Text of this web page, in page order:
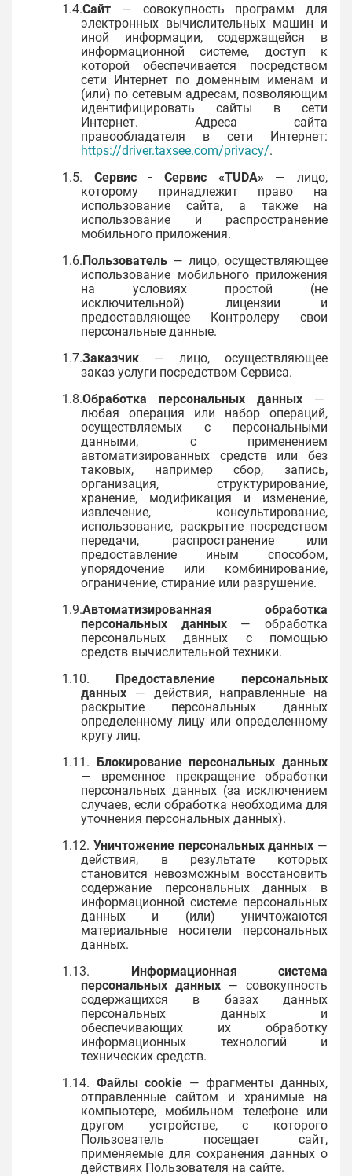
1.4.Сайт — совокупность программ для
электронных вычислительных машин и
иной информации, содержащейся в
информационной системе, доступ к
которой обеспечивается посредством
сети Интернет по доменным именам и
(или) по сетевым адресам, позволяющим
идентифицировать сайты в сети
Интернет. Адреса сайта
правообладателя в сети Интернет:
https://driver.taxsee.com/privacy/.
1.5. Сервис - Сервис «TUDA»— лицо,
которому принадлежит право на
использование сайта, а также на
использование и распространение
мобильного приложения.
1.6.Пользователь — лицо, осуществляющее
использование мобильного приложения
на условиях простой (не
исключительной) лицензии и
предоставляющее Контролеру свои
персональные данные.
1.7.Заказчик — лицо, осуществляющее
заказ услуги посредством Сервиса.
1.8.Обработка персональных данных —
любая операция или набор операций,
осуществляемых с персональными
данными, с применением
автоматизированных средств или без
таковых, например сбор, запись,
организация, структурирование,
хранение, модификация и изменение,
извлечение, консультирование,
использование, раскрытие посредством
передачи, распространение или
предоставление иным способом,
упорядочение или комбинирование,
ограничение, стирание или разрушение.
1.9.Автоматизированная обработка
персональных данных— обработка
персональных данных с помощью
средств вычислительной техники.
1.10. Предоставление персональных
данных — действия, направленные на
раскрытие персональных данных
определенному лицу или определенному
кругу лиц.
1.11. Блокирование персональных данных
— временное прекращение обработки
персональных данных (за исключением
случаев, если обработка необходима для
уточнения персональных данных).
1.12. Уничтожение персональных данных —
действия, в результате которых
становится невозможным восстановить
содержание персональных данных в
информационной системе персональных
данных и (или) уничтожаются
материальные носители персональных
данных.
1.13. Информационная система
персональных данных— совокупность
содержащихся в базах данных
персональных данных и
обеспечивающих их обработку
информационных технологий и
технических средств.
1.14. Файлы cookie — фрагменты данных,
отправленные сайтом и хранимые на
компьютере, мобильном телефоне или
другом устройстве, с которого
Пользователь посещает сайт,
применяемые для сохранения данных о
действиях Пользователя на сайте.